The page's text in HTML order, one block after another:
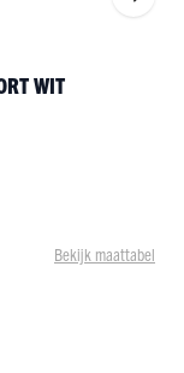
WIT
Bekijk maattabel